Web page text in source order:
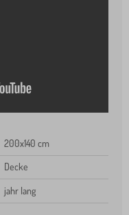
200x140 cm
Decke
jahr lang